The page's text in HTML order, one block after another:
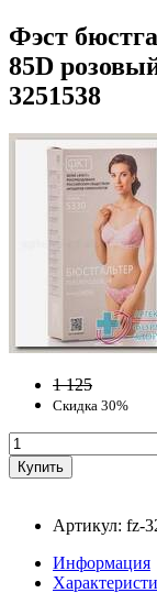
Фэст
85D
3251538
1 125
Скидка 30%
Артикул: fz-
Информация